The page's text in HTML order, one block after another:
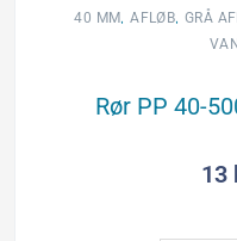
afløbsrør
40 MM,AFLØB, GRÅ
Rør PP 40-
13